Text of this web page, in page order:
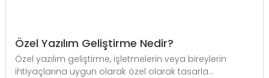
Özel Yazılım Geliştirme Nedir?
Özel yazılım geliştirme, işletmelerin veya bireylerin
ihtiyaçlarına uygun olarak özel olarak tasarla...